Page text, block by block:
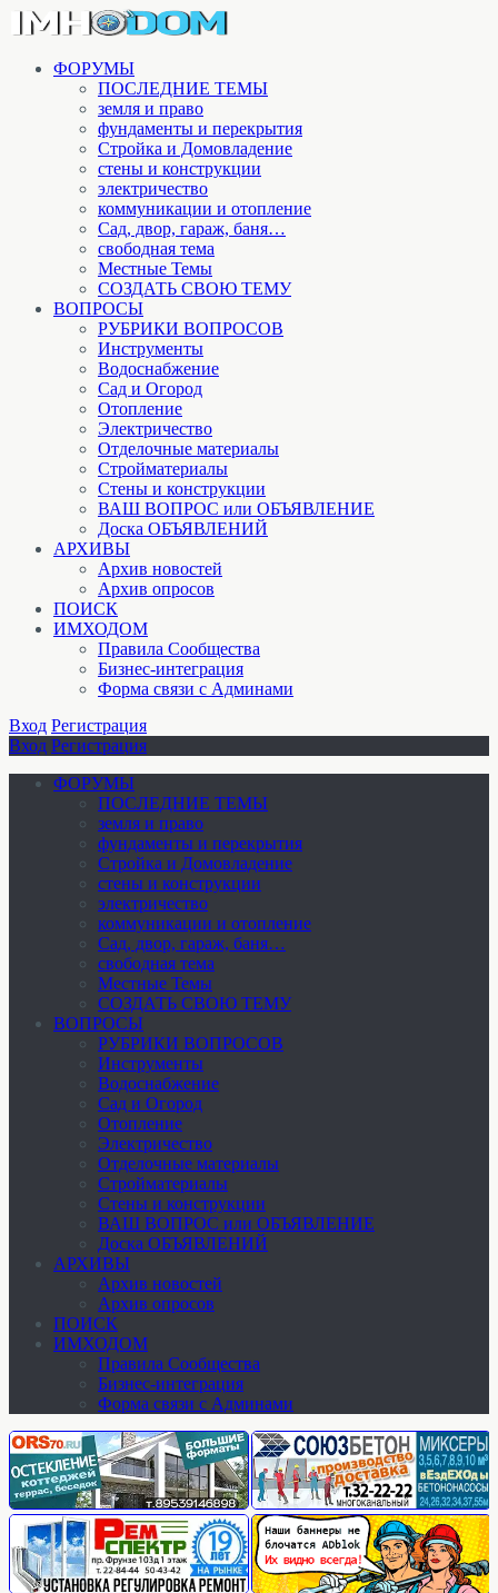
ФОРУМЫ
ПОСЛЕДНИЕ ТЕМЫ
земля и право
фундаменты и перекрытия
Стройка и Домовладение
стены и конструкции
электричество
коммуникации и отопление
Cад, двор, гараж, баня…
свободная тема
Местные Темы
СОЗДАТЬ СВОЮ ТЕМУ
ВОПРОСЫ
РУБРИКИ ВОПРОСОВ
Инструменты
Водоснабжение
Сад и Огород
Отопление
Электричество
Отделочные материалы
Стройматериалы
Стены и конструкции
ВАШ ВОПРОС или ОБЪЯВЛЕНИЕ
Доска ОБЪЯВЛЕНИЙ
АРХИВЫ
Архив новостей
Архив опросов
ПОИСК
ИМХОДОМ
Правила Сообщества
Бизнес-интеграция
Форма связи с Админами
Вход Регистрация
Вход Регистрация
ФОРУМЫ
ПОСЛЕДНИЕ ТЕМЫ
земля и право
фундаменты и перекрытия
Стройка и Домовладение
стены и конструкции
электричество
коммуникации и отопление
Cад, двор, гараж, баня…
свободная тема
Местные Темы
СОЗДАТЬ СВОЮ ТЕМУ
ВОПРОСЫ
РУБРИКИ ВОПРОСОВ
Инструменты
Водоснабжение
Сад и Огород
Отопление
Электричество
Отделочные материалы
Стройматериалы
Стены и конструкции
ВАШ ВОПРОС или ОБЪЯВЛЕНИЕ
Доска ОБЪЯВЛЕНИЙ
АРХИВЫ
Архив новостей
Архив опросов
ПОИСК
ИМХОДОМ
Правила Сообщества
Бизнес-интеграция
Форма связи с Админами